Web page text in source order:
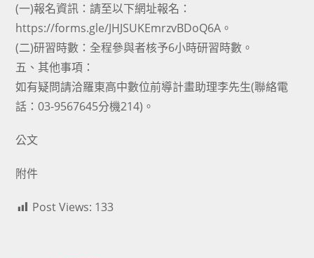
(一)報名資訊：請至以下網址報名：
https://forms.gle/JHJSUKEmrzvBDoQ6A。
(二)研習時數：全程參與者核予6小時研習時數。
五、其他事項：
如有疑問請洽羅東高中數位前導計畫助理李先生(聯絡電
話：03-9567645分機214)。
公文
附件
Post Views: 133